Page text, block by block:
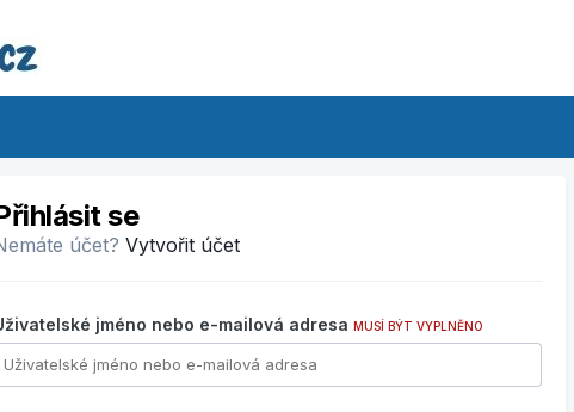
se
účet? Vytvořit účet
jméno nebo e-mailová adresa MUSÍ BÝT VYPLNĚNO